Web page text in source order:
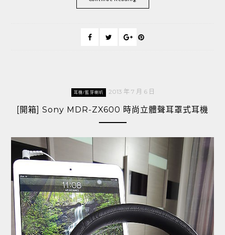
耳機/藍芽喇叭 2013 年 7 月 6 日
[開箱] Sony MDR-ZX600 時尚立體聲耳罩式耳機